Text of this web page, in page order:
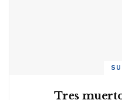
Tres